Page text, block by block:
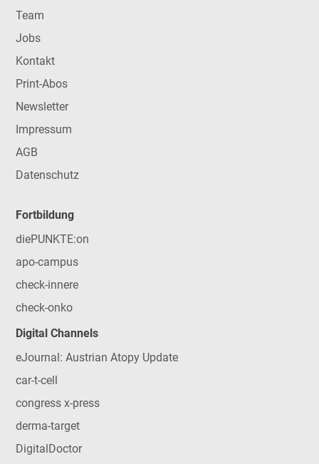
Team
Jobs
Kontakt
Print-Abos
Newsletter
Impressum
AGB
Datenschutz
Fortbildung
diePUNKTE:on
apo-campus
check-innere
check-onko
Digital Channels
eJournal: Austrian Atopy Update
car-t-cell
congress x-press
derma-target
DigitalDoctor